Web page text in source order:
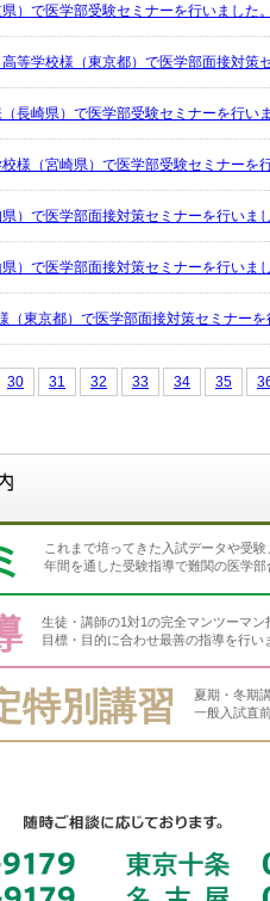
）で医学部受験セミナーを行いました。
等学校様（東京都）で医学部面接対策
長崎県）で医学部受験セミナーを行いま
様（宮崎県）で医学部受験セミナーを
）で医学部面接対策セミナーを行いまし
）で医学部面接対策セミナーを行いまし
（東京都）で医学部面接対策セミナーを
30 31 32 33 34 35
これまで培ってきた入試データや受験
年間を通した受験指導で難関の医学部
生徒・講師の1対1の完全マンツーマン
目標・目的に合わせ最善の指導を行い
特別講習
夏期・冬期
一般入試直